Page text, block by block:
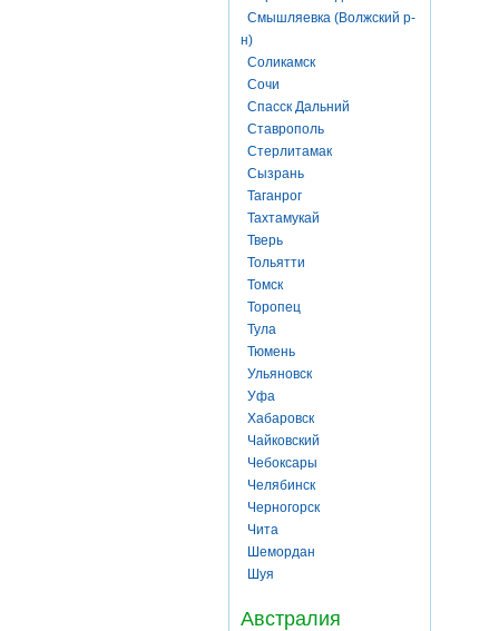
Смышляевка (Волжский р-
н)
Соликамск
Сочи
Спасск Дальний
Ставрополь
Стерлитамак
Сызрань
Таганрог
Тахтамукай
Тверь
Тольятти
Томск
Торопец
Тула
Тюмень
Ульяновск
Уфа
Хабаровск
Чайковский
Чебоксары
Челябинск
Черногорск
Чита
Шемордан
Шуя
Австралия